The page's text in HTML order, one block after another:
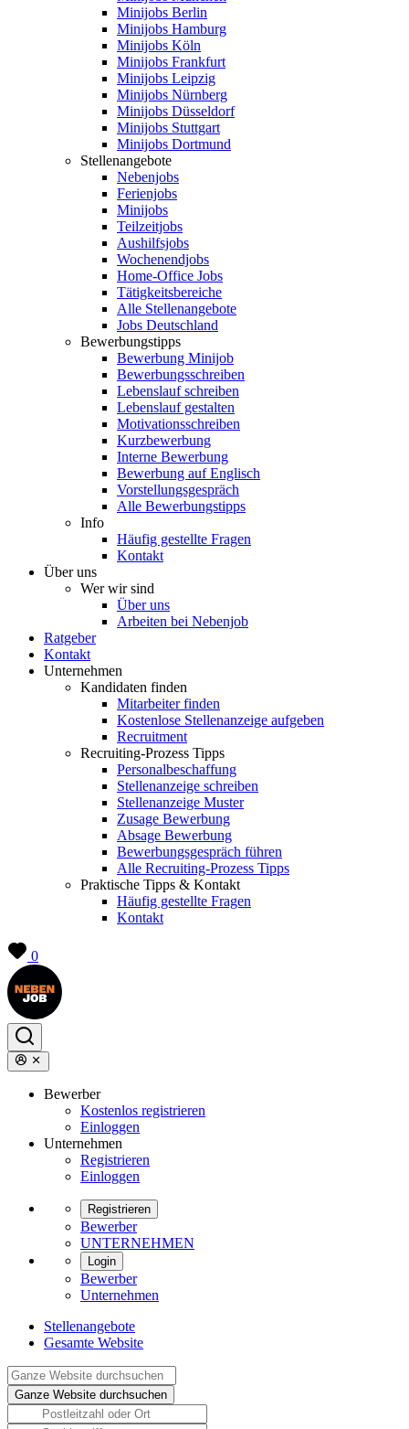
Minijobs Berlin
Minijobs Hamburg
Minijobs Köln
Minijobs Frankfurt
Minijobs Leipzig
Minijobs Nürnberg
Minijobs Düsseldorf
Minijobs Stuttgart
Minijobs Dortmund
Stellenangebote
Nebenjobs
Ferienjobs
Minijobs
Teilzeitjobs
Aushilfsjobs
Wochenendjobs
Home-Office Jobs
Tätigkeitsbereiche
Alle Stellenangebote
Jobs Deutschland
Bewerbungstipps
Bewerbung Minijob
Bewerbungsschreiben
Lebenslauf schreiben
Lebenslauf gestalten
Motivationsschreiben
Kurzbewerbung
Interne Bewerbung
Bewerbung auf Englisch
Vorstellungsgespräch
Alle Bewerbungstipps
Info
Häufig gestellte Fragen
Kontakt
Über uns
Wer wir sind
Über uns
Arbeiten bei Nebenjob
Ratgeber
Kontakt
Unternehmen
Kandidaten finden
Mitarbeiter finden
Kostenlose Stellenanzeige aufgeben
Recruitment
Recruiting-Prozess Tipps
Personalbeschaffung
Stellenanzeige schreiben
Stellenanzeige Muster
Zusage Bewerbung
Absage Bewerbung
Bewerbungsgespräch führen
Alle Recruiting-Prozess Tipps
Praktische Tipps & Kontakt
Häufig gestellte Fragen
Kontakt
0
Bewerber
Kostenlos registrieren
Einloggen
Unternehmen
Registrieren
Einloggen
Registrieren
Bewerber
UNTERNEHMEN
Login
Bewerber
Unternehmen
Stellenangebote
Gesamte Website